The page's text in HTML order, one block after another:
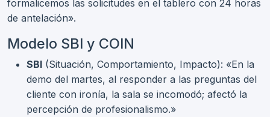
formalicemos las solicitudes en el tablero con 24 horas
de antelación».
Modelo SBI y COIN
SBI (Situación, Comportamiento, Impacto): «En la
demo del martes, al responder a las preguntas del
cliente con ironía, la sala se incomodó; afectó la
percepción de profesionalismo.»